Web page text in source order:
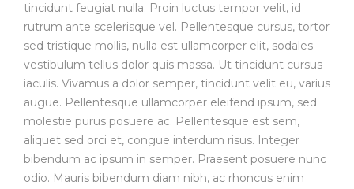
tincidunt feugiat nulla. Proin luctus tempor velit, id
rutrum ante scelerisque vel. Pellentesque cursus, tortor
sed tristique mollis, nulla est ullamcorper elit, sodales
vestibulum tellus dolor quis massa. Ut tincidunt cursus
iaculis. Vivamus a dolor semper, tincidunt velit eu, varius
augue. Pellentesque ullamcorper eleifend ipsum, sed
molestie purus posuere ac. Pellentesque est sem,
aliquet sed orci et, congue interdum risus. Integer
bibendum ac ipsum in semper. Praesent posuere nunc
odio. Mauris bibendum diam nibh, ac rhoncus enim